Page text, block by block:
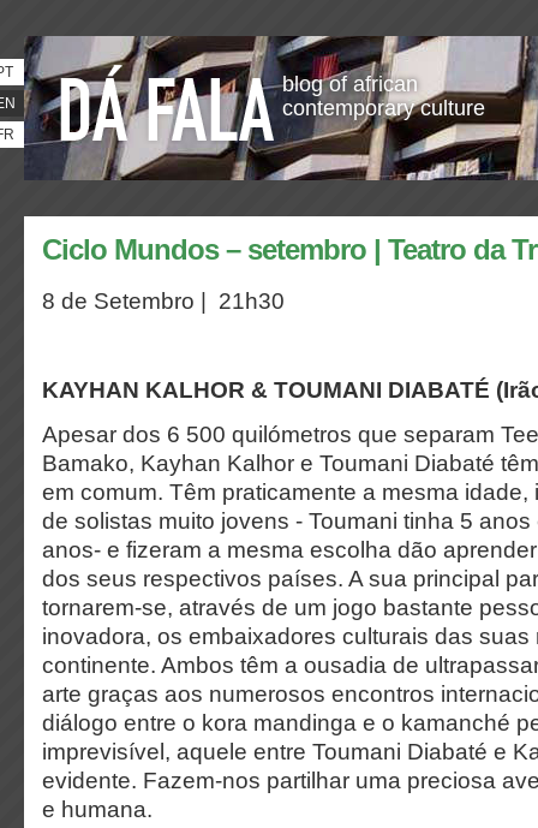
blog of african
contemporary culture
Ciclo Mundos – setembro | Teatro da
8 de Setembro | 21h30
KAYHAN KALHOR & TOUMANI DIABATÉ
Apesar dos 6 500 quilómetros que separam
Bamako, Kayhan Kalhor e Toumani Diabaté
em comum. Têm praticamente a mesma idade,
de solistas muito jovens - Toumani tinha 5
anos- e fizeram a mesma escolha dão
dos seus respectivos países. A sua principal
tornarem-se, através de um jogo bastante
inovadora, os embaixadores culturais das
continente. Ambos têm a ousadia de
arte graças aos numerosos encontros
diálogo entre o kora mandinga e o kamanché
imprevisível, aquele entre Toumani Diabaté e
evidente. Fazem-nos partilhar uma preciosa
e humana.